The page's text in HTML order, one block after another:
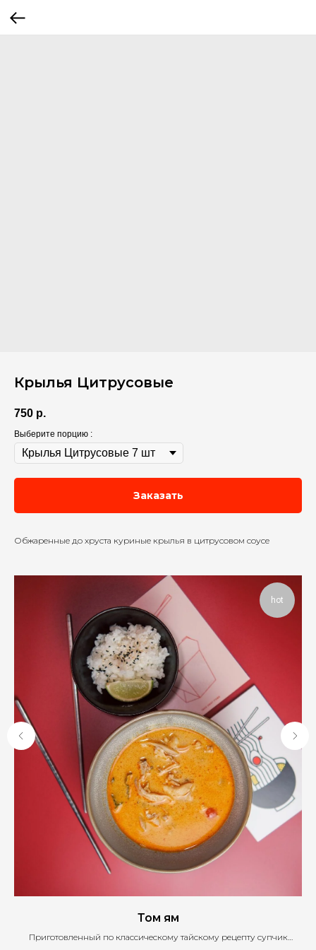
Крылья Цитрусовые
750 р.
Выберите порцию :
Заказать
Обжаренные до хруста куриные крылья в цитрусовом соусе
hot
Том ям
Приготовленный по классическому тайскому рецепту супчик